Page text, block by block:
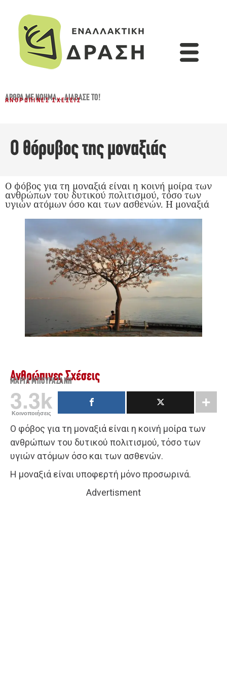
ΆΡΘΡΑ ΜΕ ΝΌΗΜΑ...,ΔΙΆΒΑΣΈ ΤΟ!
ΑΝΘΡΏΠΙΝΕΣ ΣΧΈΣΕΙΣ
Ο θόρυβος της μοναξιάς
Ο φόβος για τη μοναξιά είναι η κοινή μοίρα των
ανθρώπων του δυτικού πολιτισμού, τόσο των
υγιών ατόμων όσο και των ασθενών. Η μοναξιά
Ανθρώπινες Σχέσεις
ΜΑΡΊΑ ΜΠΟΥΡΑΖΆΝΗ
3.3k
Κοινοποιήσεις
Ο φόβος για τη μοναξιά είναι η κοινή μοίρα των
ανθρώπων του δυτικού πολιτισμού, τόσο των
υγιών ατόμων όσο και των ασθενών.
Η μοναξιά είναι υποφερτή μόνο προσωρινά.
Advertisment